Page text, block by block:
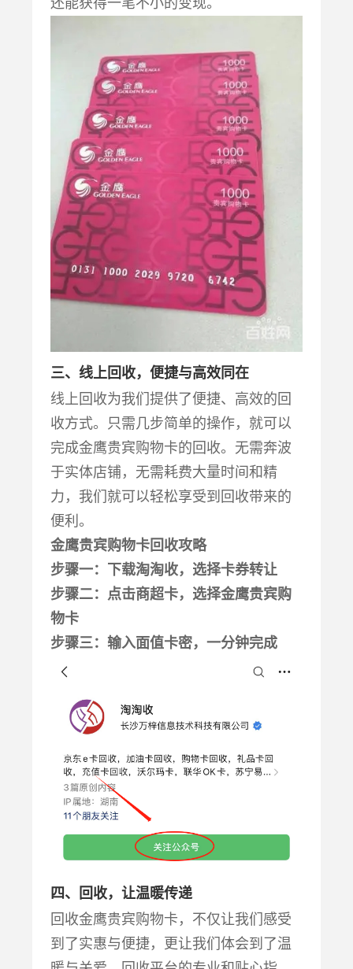
还能获得一笔不小的变现。
三、线上回收，便捷与高效同在
线上回收为我们提供了便捷、高效的回
收方式。只需几步简单的操作，就可以
完成金鹰贵宾购物卡的回收。无需奔波
于实体店铺，无需耗费大量时间和精
力，我们就可以轻松享受到回收带来的
便利。
金鹰贵宾购物卡回收攻略
步骤一：下载淘淘收，选择卡券转让
步骤二：点击商超卡，选择金鹰贵宾购
物卡
步骤三：输入面值卡密，一分钟完成
四、回收，让温暖传递
回收金鹰贵宾购物卡，不仅让我们感受
到了实惠与便捷，更让我们体会到了温